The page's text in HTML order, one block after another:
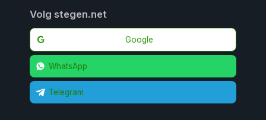
Volg stegen.net
Google
WhatsApp
Telegram